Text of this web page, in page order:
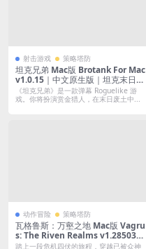
射击游戏 策略塔防
坦克兄弟 Mac版 Brotank For Mac
v1.0.15｜中文原生版｜坦克末日题
材弹幕射击肉鸽游戏
《坦克兄弟》是一款弹幕 Roguelike 游
戏。你将扮演赏金猎人，在末日废土中...
动作冒险 策略塔防
瓦格鲁斯：万壑之地 Mac版 Vagru
s: The Riven Realms v1.2850312
e3｜中文原生版｜获奖无数的末日
踏上一段危机四伏的旅程，穿越已被众神